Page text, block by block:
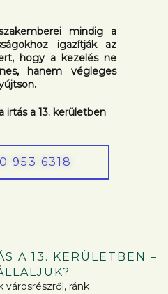
mindig a
igazítják az
hogy a kezelés ne
hanem végleges
irtás a 13. kerületben
953 6318
A 13. KERÜLETBEN –
városrészről, ránk